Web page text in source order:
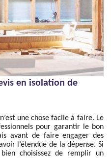
en isolation de
une chose facile à faire. Le
pour garantir le bon
avant de faire engager des
l’étendue de la dépense. Si
choisissez de remplir un